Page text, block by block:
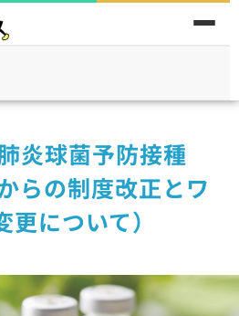
炎球菌予防接種
らの制度改正とワ
について）